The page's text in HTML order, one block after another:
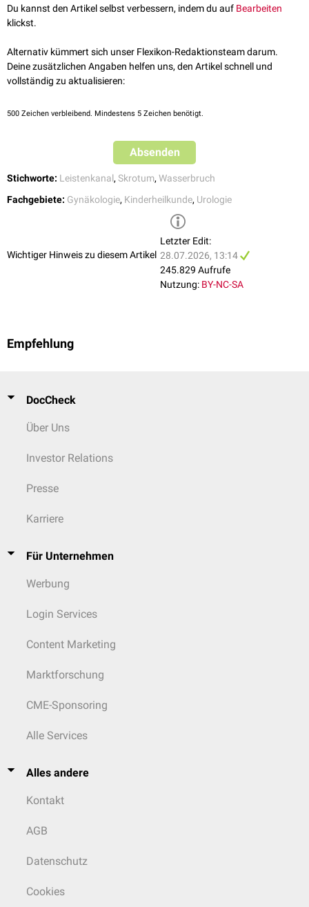
über den inneren Leistenring
Leistenhernien-Operation.
Bei sekundären Hydrozelen steht die Behandlung der Grundkrankheit im
Vordergrund. Zusätzlich kommen bei Beschwerden Punktion und
Sklerosierung in Betracht; diese sind mit einer höheren Rezidivrate, aber
(Komplikationsrate 17,5 % nach Operation vs. 4,6 % nach
Naji H et al. Decision making in the management of hydroceles in
infants and children
. Eur J Pediatr. 2012;171(5):807-810.
Outcomes for Hydroceles: A Retrospective Review of One Center's
Experience
. Urology. 2018;112:155-160.
↑
Lundström KJ et al.
Epidemiology of hydrocele and spermatocele;
incidence, treatment and complications
Du kannst den Artikel selbst verbessern, indem du auf Bearbeiten
klickst.
Alternativ kümmert sich unser Flexikon-Redaktionsteam darum.
Deine zusätzlichen Angaben helfen uns, den Artikel schnell und
vollständig zu aktualisieren:
500 Zeichen verbleibend. Mindestens 5 Zeichen benötigt.
Absenden
Stichworte: Leistenkanal, Skrotum, Wasserbruch
Fachgebiete: Gynäkologie, Kinderheilkunde, Urologie
Wichtiger Hinweis zu diesem Artikel
Letzter Edit:
28.07.2026, 13:14
245.829 Aufrufe
Nutzung: BY-NC-SA
Empfehlung
DocCheck
Über Uns
Investor Relations
Presse
Karriere
Für Unternehmen
Werbung
Login Services
Content Marketing
Marktforschung
CME-Sponsoring
Alle Services
Alles andere
Kontakt
AGB
Datenschutz
Cookies